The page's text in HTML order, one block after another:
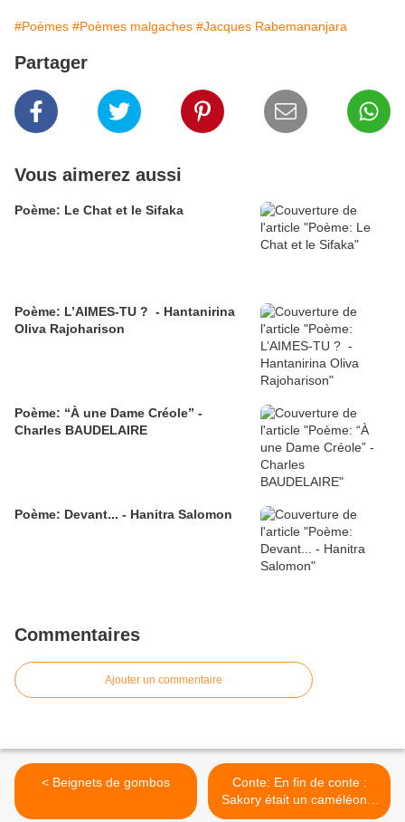
#Poèmes #Poèmes malgaches #Jacques Rabemananjara
Partager
Vous aimerez aussi
Poème: Le Chat et le Sifaka
Poème: L’AIMES-TU ? - Hantanirina
Oliva Rajoharison
Poème: “À une Dame Créole” -
Charles BAUDELAIRE
Poème: Devant... - Hanitra Salomon
Commentaires
Ajouter un commentaire
< Beignets de gombos
Conte: En fin de conte :
Sakory était un caméléon...
>